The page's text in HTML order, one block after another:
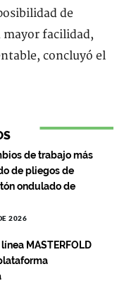
de
mayor facilidad,
concluyó el
de trabajo más
de pliegos de
ondulado de
2026
MASTERFOLD